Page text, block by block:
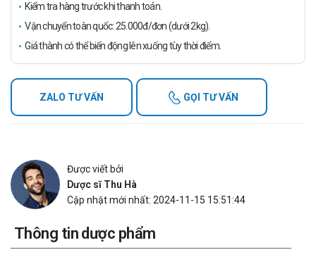
Kiểm tra hàng trước khi thanh toán.
Vận chuyển toàn quốc: 25.000đ/đơn (dưới 2kg).
Giá thành có thể biến động lên xuống tùy thời điểm.
ZALO TƯ VẤN GỌI TƯ VẤN
Được viết bởi
Dược sĩ Thu Hà
Cập nhật mới nhất: 2024-11-15 15:51:44
Thông tin dược phẩm